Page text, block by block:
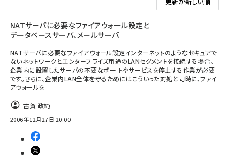
NATサーバに必要なファイアウォール設定と
データベースサーバ、メールサーバ
NATサーバに必要なファイアウォール設定インターネットのようなセキュアで
ないネットワークとエンタープライズ用途のLANセグメントを接続する場合、
企業内に設置したサーバの不要なポー トやサービスを停止する作業が必要
です。さらに、企業内LAN全体を守るためにはこういった対処と同時に、ファイ
アウォールを
古賀 政純
2006年12月27日 20:00